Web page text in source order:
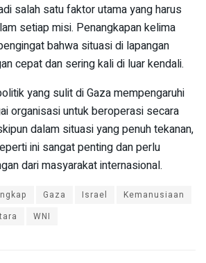
salah satu faktor utama yang harus
setiap misi. Penangkapan kelima
bahwa situasi di lapangan
cepat dan sering kali di luar kendali.
yang sulit di Gaza mempengaruhi
organisasi untuk beroperasi secara
dalam situasi yang penuh tekanan,
ini sangat penting dan perlu
dari masyarakat internasional.
Gaza Israel
Kemanusiaan
WNI